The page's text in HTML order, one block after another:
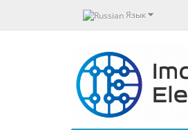
Язык